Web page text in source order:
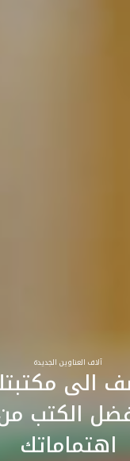
آلاف العناوين الجديدة
الى
الكتب
اهتماماتك